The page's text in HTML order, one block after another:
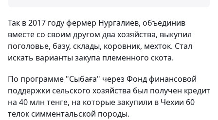
Так в 2017 году фермер Нургалиев, объединив
вместе со своим другом два хозяйства, выкупил
поголовье, базу, склады, коровник, мехток. Стал
искать варианты закупа племенного скота.
По программе "Сыбаға" через Фонд финансовой
поддержки сельского хозяйства был получен кредит
на 40 млн тенге, на которые закупили в Чехии 60
телок симментальской породы.